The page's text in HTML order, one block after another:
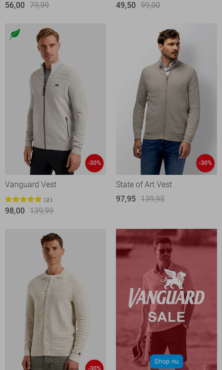
56,00 79,99
49,50 99,00
-30%
Vanguard Vest
2
98,00 139,99
-30%
State of Art Vest
97,95 139,95